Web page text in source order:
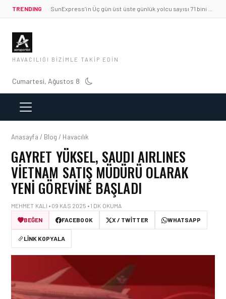
TRENDING
HAVACILIĞI BIZIMLE TAKIP EDIN
Cumartesi, Ağustos 8
Anasayfa / Blog / Havacılık
GAYRET YÜKSEL, SAUDI AIRLINES
VIETNAM SATIŞ MÜDÜRÜ OLARAK
YENI GÖREVINE BAŞLADI
MEHMET KALI • 09 KAS 2025 • 1 DK OKUMA
BEĞEN
FACEBOOK X / TWITTER WHATSAPP
LINK KOPYALA